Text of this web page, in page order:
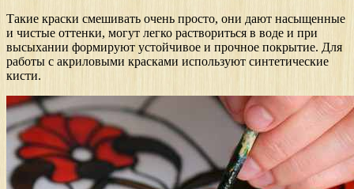
Такие краски смешивать очень просто, они дают насыщенные
и чистые оттенки, могут легко раствориться в воде и при
высыхании формируют устойчивое и прочное покрытие. Для
работы с акриловыми красками используют синтетические
кисти.